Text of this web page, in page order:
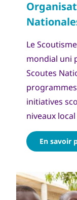
Le
mondial uni
Scoutes
initiatives
niveaux
En savoir